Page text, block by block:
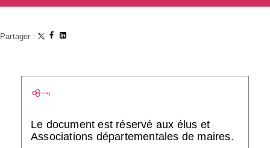
Partager :
Le document est réservé aux élus et
Associations départementales de maires.